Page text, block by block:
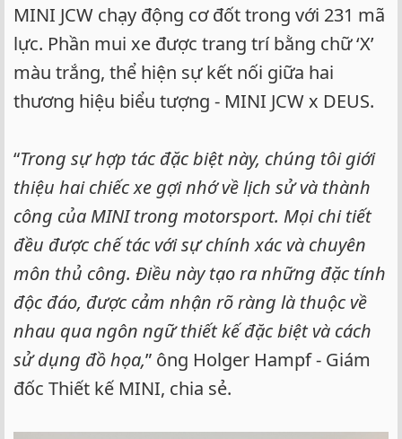
MINI JCW chạy động cơ đốt trong với 231 mã
lực. Phần mui xe được trang trí bằng chữ ‘X’
màu trắng, thể hiện sự kết nối giữa hai
thương hiệu biểu tượng - MINI JCW x DEUS.
“Trong sự hợp tác đặc biệt này, chúng tôi giới
thiệu hai chiếc xe gợi nhớ về lịch sử và thành
công của MINI trong motorsport. Mọi chi tiết
đều được chế tác với sự chính xác và chuyên
môn thủ công. Điều này tạo ra những đặc tính
độc đáo, được cảm nhận rõ ràng là thuộc về
nhau qua ngôn ngữ thiết kế đặc biệt và cách
sử dụng đồ họa,” ông Holger Hampf - Giám
đốc Thiết kế MINI, chia sẻ.